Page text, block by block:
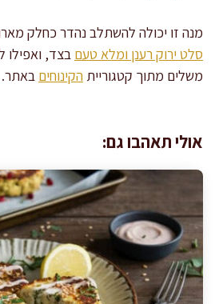
מנה זו יכולה להשתלב נהדר כחלק
סלט ירוק רענן ומלא טעם בצד, ואפילו
משלים מתוך קטגוריית הקינוחים באתר.
אולי תאהבו גם: